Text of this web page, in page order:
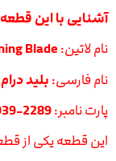
آشنایی با این
نام لاتین:Blade
نام فارسی: بلید درام ریکو
پارت نامبر:
این قطعه یکی از